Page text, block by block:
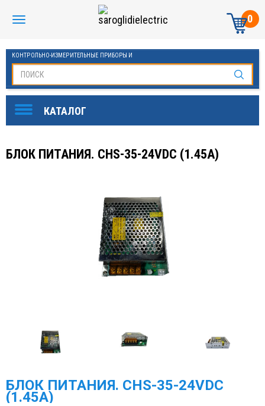
0
КОНТРОЛЬНО-ИЗМЕРИТЕЛЬНЫЕ ПРИБОРЫ И
БЛОК ПИТАНИЯ. CHS-35-24VDC (1.45A)
БЛОК ПИТАНИЯ. CHS-35-24VDC
(1.45A)